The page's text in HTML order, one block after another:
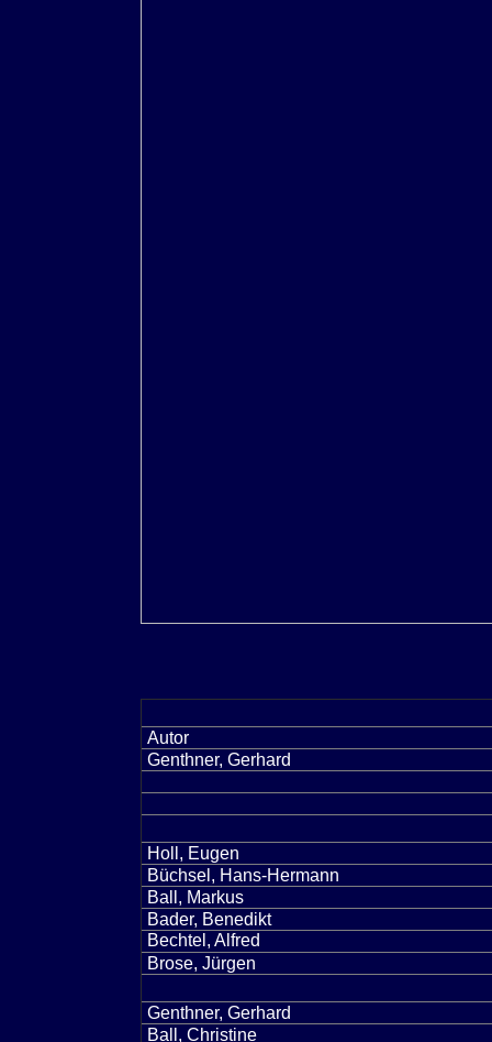
Autor
Genthner, Gerhard
Holl, Eugen
Büchsel, Hans-Hermann
Ball, Markus
Bader, Benedikt
Bechtel, Alfred
Brose, Jürgen
Genthner, Gerhard
Ball, Christine